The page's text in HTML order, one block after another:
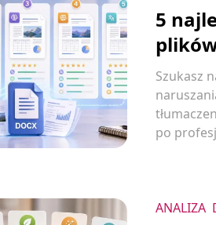
5
Szukasz
po
ANALIZA